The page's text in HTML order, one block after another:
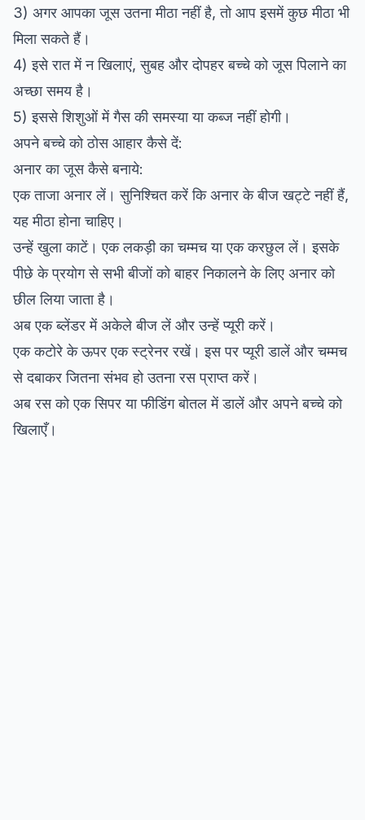
3) अगर आपका जूस उतना मीठा नहीं है, तो आप इसमें कुछ मीठा भी
मिला सकते हैं।
4) इसे रात में न खिलाएं, सुबह और दोपहर बच्चे को जूस पिलाने का
अच्छा समय है।
5) इससे शिशुओं में गैस की समस्या या कब्ज नहीं होगी।
अपने बच्चे को ठोस आहार कैसे दें:
अनार का जूस कैसे बनाये:
एक ताजा अनार लें। सुनिश्चित करें कि अनार के बीज खट्टे नहीं हैं,
यह मीठा होना चाहिए।
उन्हें खुला काटें। एक लकड़ी का चम्मच या एक करछुल लें। इसके
पीछे के प्रयोग से सभी बीजों को बाहर निकालने के लिए अनार को
छील लिया जाता है।
अब एक ब्लेंडर में अकेले बीज लें और उन्हें प्यूरी करें।
एक कटोरे के ऊपर एक स्ट्रेनर रखें। इस पर प्यूरी डालें और चम्मच
से दबाकर जितना संभव हो उतना रस प्राप्त करें।
अब रस को एक सिपर या फीडिंग बोतल में डालें और अपने बच्चे को
खिलाएँ।